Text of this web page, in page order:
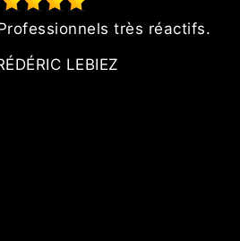
très réactifs.
LEBIEZ